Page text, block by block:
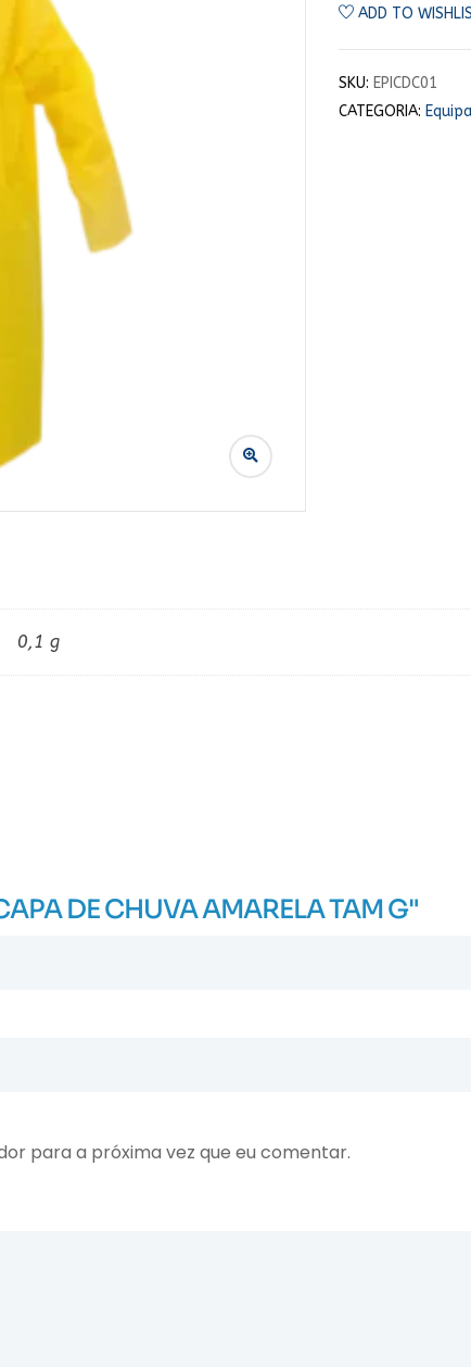
ADD TO
SKU: EPICDC01
CATEGORIA:
0,1 g
DE CHUVA AMARELA TAM G"
para a próxima vez que eu comentar.